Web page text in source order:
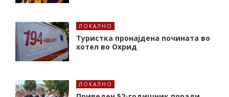
ЛОКАЛНО
Туристка пронајдена почината во
хотел во Охрид
ЛОКАЛНО